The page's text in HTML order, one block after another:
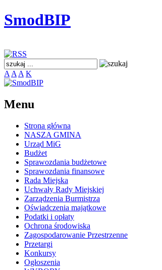
SmodBIP
A A A K
Menu
Strona główna
NASZA GMINA
Urząd MiG
Budżet
Sprawozdania budżetowe
Sprawozdania finansowe
Rada Miejska
Uchwały Rady Miejskiej
Zarządzenia Burmistrza
Oświadczenia majątkowe
Podatki i opłaty
Ochrona środowiska
Zagospodarowanie Przestrzenne
Przetargi
Konkursy
Ogłoszenia